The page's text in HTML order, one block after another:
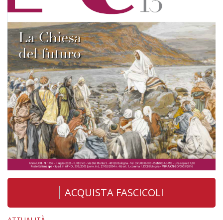
ACQUISTA FASCICOLI